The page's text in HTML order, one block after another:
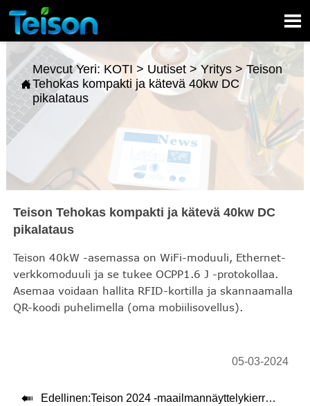


Mevcut Yeri: KOTI > Uutiset> Yritys>Teison
Tehokas kompakti ja kätevä 40kw DC
pikalataus
Teison Tehokas kompakti ja kätevä 40kw DC
pikalataus
Teison 40kW -asemassa on WiFi-moduuli, Ethernet-
verkkomoduuli ja se tukee OCPP1.6 J -protokollaa.
Asemaa voidaan hallita RFID-kortilla ja skannaamalla
QR-koodi puhelimella (oma mobiilisovellus).
05-03-2024
 Edellinen:Teison 2024 -maailmannäyttelykierros alkaa